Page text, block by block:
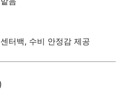
터백, 수비 안정감 제공